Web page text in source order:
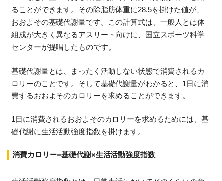
ることができます。その除脂肪体重に28.5を掛けた値が、
おおよその基礎代謝量です。この計算式は、一般人とは体
組成が大きく異なるアスリート向けに、国立スポーツ科学
センターが提唱したものです。
基礎代謝量とは、まったく活動しない状態で消費されるカ
ロリーのことです。そして基礎代謝量がわかると、1日に消
費するおおよそのカロリーを求めることができます。
1日に消費されるおおよそのカロリーを求めるためには、基
礎代謝に生活活動強度指数を掛けます。
消費カロリー=基礎代謝×生活活動強度指数